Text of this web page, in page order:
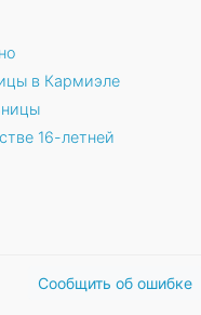
в Кармиэле
16-летней
Сообщить об ошибке